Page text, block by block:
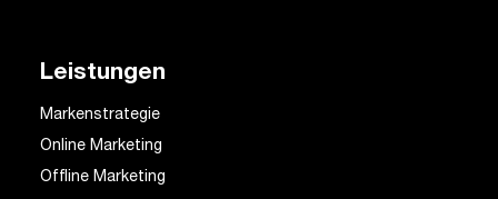
Leistungen
Markenstrategie
Online Marketing
Offline Marketing